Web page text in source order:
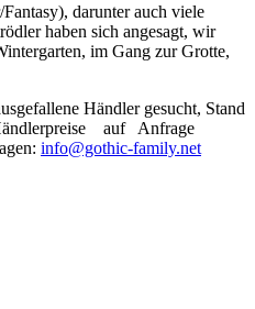
darunter auch viele
haben sich angesagt, wir
im Gang zur Grotte,
Händler gesucht, Stand
auf Anfrage
info@gothic-family.net